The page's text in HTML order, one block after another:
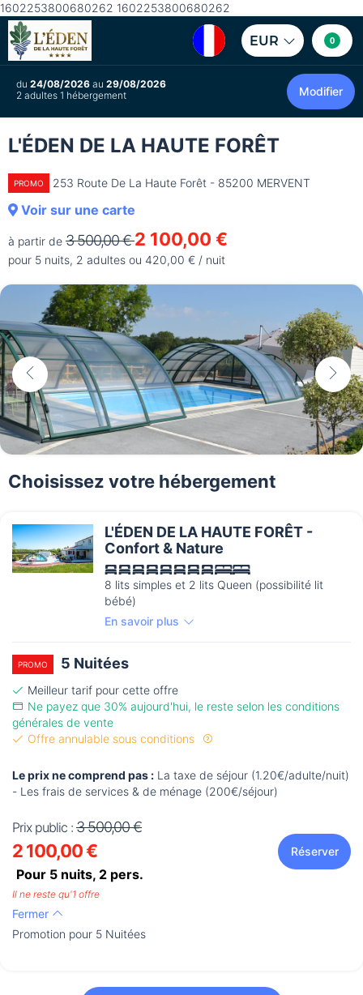
1602253800680262 1602253800680262
EUR 0
du 24/08/2026 au 29/08/2026
2 adultes 1 hébergement
Modifier
L'ÉDEN DE LA HAUTE FORÊT
PROMO 253 Route De La Haute Forêt - 85200 MERVENT
Voir sur une carte
à partir de 3 500,00 €2 100,00 €
pour 5 nuits, 2 adultes ou 420,00 € / nuit
Choisissez votre hébergement
L'ÉDEN DE LA HAUTE FORÊT -
Confort & Nature
8 lits simples et 2 lits Queen (possibilité lit
bébé)
En savoir plus
PROMO 5 Nuitées
Meilleur tarif pour cette offre
Ne payez que 30% aujourd'hui, le reste selon les conditions
générales de vente
Offre annulable sous conditions
Le prix ne comprend pas : La taxe de séjour (1.20€/adulte/nuit)
- Les frais de services & de ménage (200€/séjour)
Prix public : 3 500,00 €
2 100,00 €
Pour 5 nuits, 2 pers.
Réserver
Il ne reste qu'1 offre
Fermer
Promotion pour 5 Nuitées